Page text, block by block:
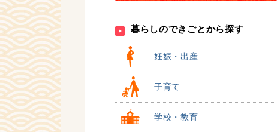
暮らしのできごとから探す
妊娠・出産
子育て
学校・教育